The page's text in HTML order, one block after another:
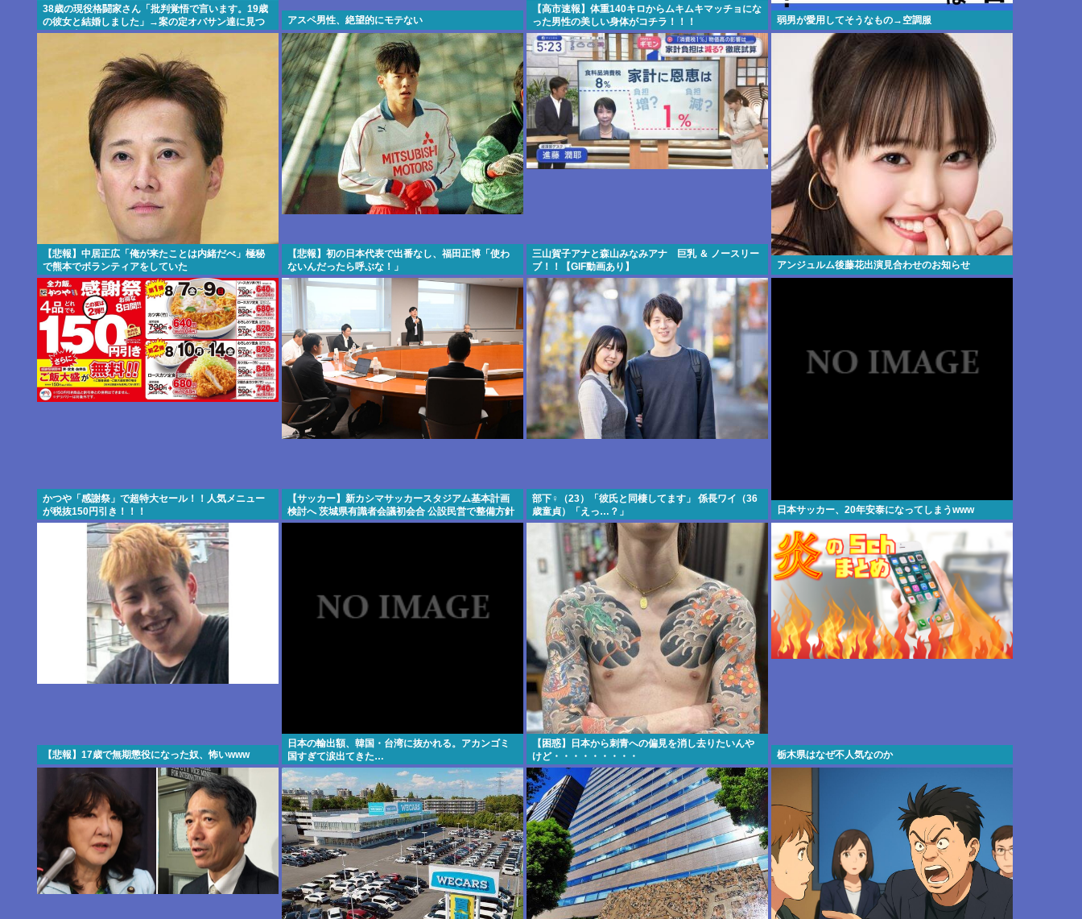
38歳の現役格闘家さん「批判覚悟で言います。19歳
の彼女と結婚しました」→案の定オバサン達に見つ
かり炎上
アスペ男性、絶望的にモテない
【高市速報】体重140キロからムキムキマッチョにな
った男性の美しい身体がコチラ！！！
弱男が愛用してそうなもの→空調服
【悲報】中居正広「俺が来たことは内緒だべ」極秘
で熊本でボランティアをしていた
【悲報】初の日本代表で出番なし、福田正博「使わ
ないんだったら呼ぶな！」
三山賀子アナと森山みなみアナ 巨乳 ＆ ノースリー
ブ！！【GIF動画あり】
アンジュルム後藤花出演見合わせのお知らせ
かつや「感謝祭」で超特大セール！！人気メニュー
が税抜150円引き！！！
【サッカー】新カシマサッカースタジアム基本計画
検討へ 茨城県有識者会議初会合 公設民営で整備方針
部下♀（23）「彼氏と同棲してます」 係長ワイ（36
歳童貞）「えっ…？」
日本サッカー、20年安泰になってしまうwww
【悲報】17歳で無期懲役になった奴、怖いwww
日本の輸出額、韓国・台湾に抜かれる。アカンゴミ
国すぎて涙出てきた…
【困惑】日本から刺青への偏見を消し去りたいんや
けど・・・・・・・・・
栃木県はなぜ不人気なのか